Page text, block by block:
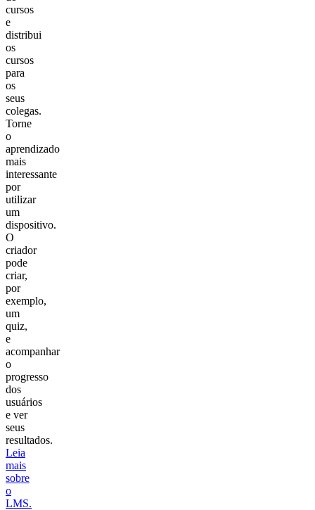
cursos
e
distribui
os
cursos
para
os
seus
colegas.
Torne
o
aprendizado
mais
interessante
por
utilizar
um
dispositivo.
O
criador
pode
criar,
por
exemplo,
um
quiz,
e
acompanhar
o
progresso
dos
usuários
e ver
seus
resultados.
Leia
mais
sobre
o
LMS.